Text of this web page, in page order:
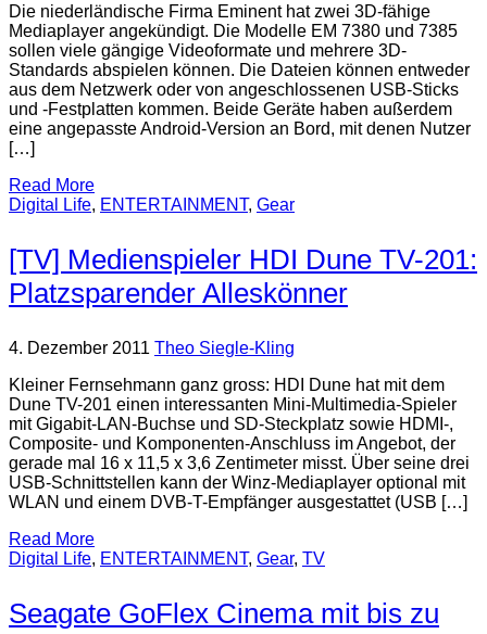
Die niederländische Firma Eminent hat zwei 3D-fähige
Mediaplayer angekündigt. Die Modelle EM 7380 und 7385
sollen viele gängige Videoformate und mehrere 3D-
Standards abspielen können. Die Dateien können entweder
aus dem Netzwerk oder von angeschlossenen USB-Sticks
und -Festplatten kommen. Beide Geräte haben außerdem
eine angepasste Android-Version an Bord, mit denen Nutzer
[…]
Read More
Digital Life, ENTERTAINMENT, Gear
[TV] Medienspieler HDI Dune TV-201:
Platzsparender Alleskönner
4. Dezember 2011 Theo Siegle-Kling
Kleiner Fernsehmann ganz gross: HDI Dune hat mit dem
Dune TV-201 einen interessanten Mini-Multimedia-Spieler
mit Gigabit-LAN-Buchse und SD-Steckplatz sowie HDMI-,
Composite- und Komponenten-Anschluss im Angebot, der
gerade mal 16 x 11,5 x 3,6 Zentimeter misst. Über seine drei
USB-Schnittstellen kann der Winz-Mediaplayer optional mit
WLAN und einem DVB-T-Empfänger ausgestattet (USB […]
Read More
Digital Life, ENTERTAINMENT, Gear, TV
Seagate GoFlex Cinema mit bis zu